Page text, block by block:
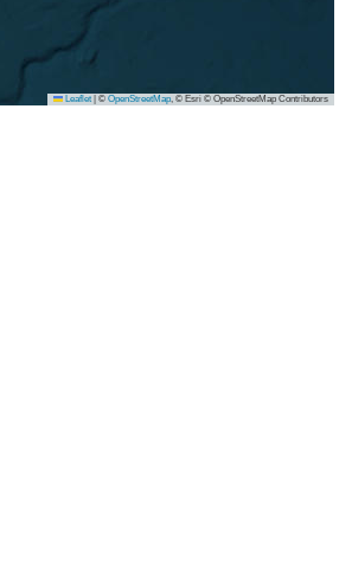
Leaflet © OpenStreetMap, © Esri © OpenStreetMap Contributors